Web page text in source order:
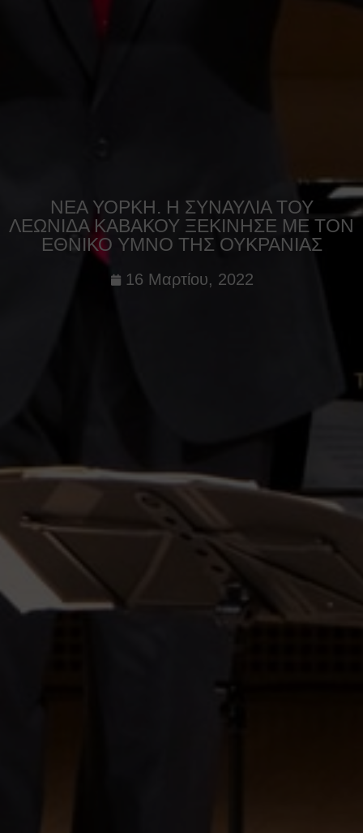
ΝΕΑ ΥΟΡΚΗ. Η ΣΥΝΑΥΛIΑ ΤΟΥ
ΛΕΩΝIΔΑ ΚΑΒAΚΟΥ ΞΕΚΙΝΗΣΕ ΜΕ ΤΟΝ
ΕΘΝΙΚΟ ΥΜΝΟ ΤΗΣ ΟΥΚΡΑΝΙΑΣ
16 Μαρτίου, 2022